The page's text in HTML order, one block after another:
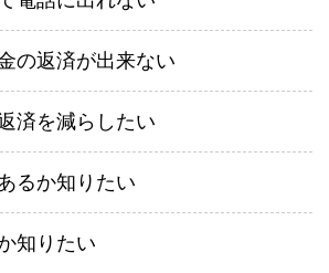
の返済が出来ない
済を減らしたい
るか知りたい
知りたい